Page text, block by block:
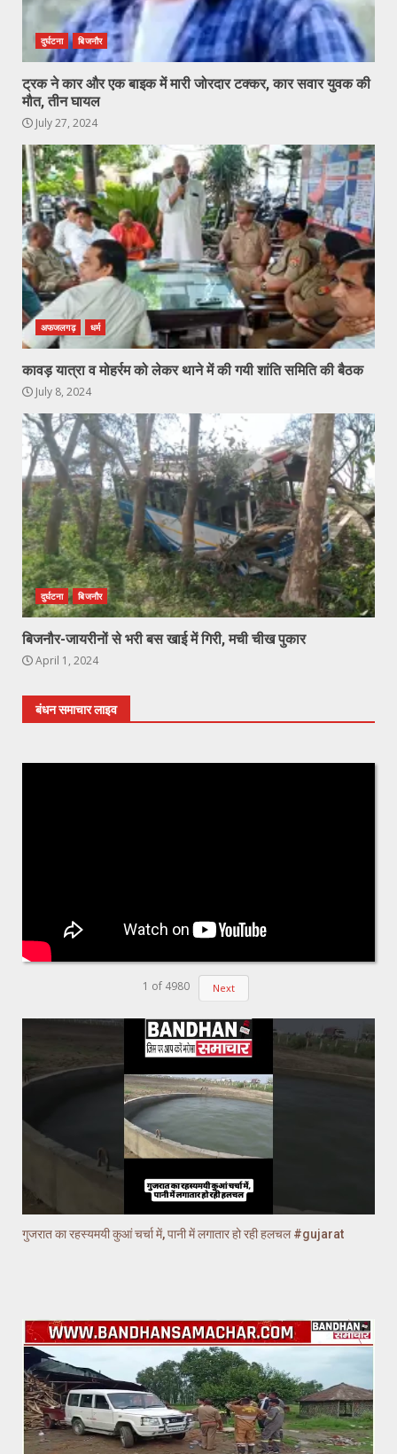
दुर्घटना बिजनौर
ट्रक ने कार और एक बाइक में मारी जोरदार टक्कर, कार सवार युवक की
मौत, तीन घायल
July 27, 2024
अफजलगढ़ धर्म
कावड़ यात्रा व मोहर्रम को लेकर थाने में की गयी शांति समिति की बैठक
July 8, 2024
दुर्घटना बिजनौर
बिजनौर-जायरीनों से भरी बस खाई में गिरी, मची चीख पुकार
April 1, 2024
बंधन समाचार लाइव
1 of 4980 Next
गुजरात का रहस्यमयी कुआं चर्चा में, पानी में लगातार हो रही हलचल #gujarat